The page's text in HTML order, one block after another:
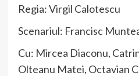
Regia: Virgil Calotescu
Scenariul: Francisc
Cu: Mircea Diaconu,
Olteanu Matei, Octavian